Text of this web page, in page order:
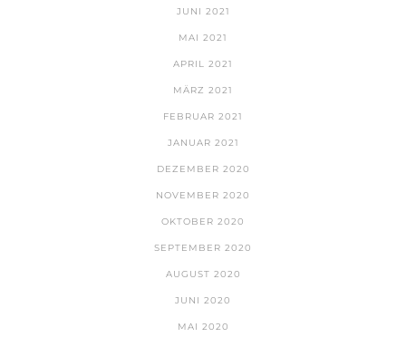
JUNI 2021
MAI 2021
APRIL 2021
MÄRZ 2021
FEBRUAR 2021
JANUAR 2021
DEZEMBER 2020
NOVEMBER 2020
OKTOBER 2020
SEPTEMBER 2020
AUGUST 2020
JUNI 2020
MAI 2020